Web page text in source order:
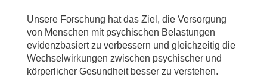
Unsere Forschung hat das Ziel, die Versorgung
von Menschen mit psychischen Belastungen
evidenzbasiert zu verbessern und gleichzeitig die
Wechselwirkungen zwischen psychischer und
körperlicher Gesundheit besser zu verstehen.